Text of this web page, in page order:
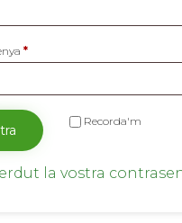
*Obligatori
Recorda'm
la vostra